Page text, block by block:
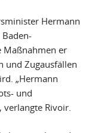
Hermann
Maßnahmen er
und Zugausfällen
„Hermann
und
verlangte Rivoir.